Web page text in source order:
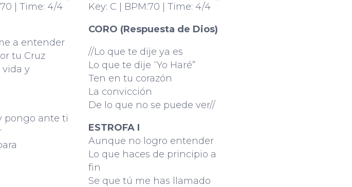
| Time: 4/4
a entender
tu Cruz
y
pongo ante ti
Key: C | BPM:70 | Time: 4/4
CORO (Respuesta de Dios)
//Lo que te dije ya es
Lo que te dije “Yo Haré”
Ten en tu corazón
La convicción
De lo que no se puede ver//
ESTROFA I
Aunque no logro entender
Lo que haces de principio a
fin
Se que tú me has llamado